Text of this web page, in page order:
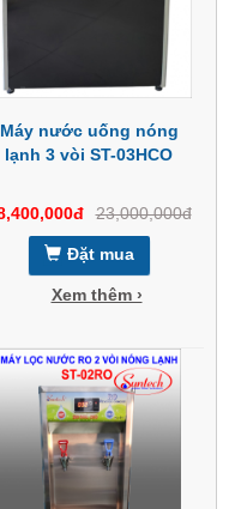
Máy nước uống nóng
lạnh 3 vòi ST-03HCO
23,000,000đ
Đặt mua
Xem thêm ›